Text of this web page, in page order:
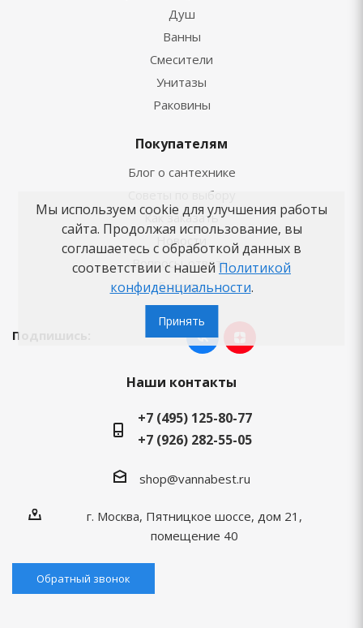
Душ
Ванны
Смесители
Унитазы
Раковины
Покупателям
Блог о сантехнике
Советы по выбору
Как заказать
Новости
Вопросы-ответы
Бренды
Подпишись:
Наши контакты
+7 (495) 125-80-77
+7 (926) 282-55-05
shop@vannabest.ru
г. Москва, Пятницкое шоссе, дом 21,
помещение 40
Обратный звонок
Мы используем cookie для улучшения работы
сайта. Продолжая использование, вы
соглашаетесь с обработкой данных в
соответствии с нашей Политикой
конфиденциальности.
Принять